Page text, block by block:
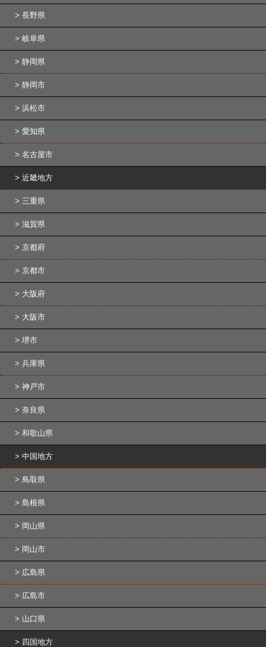
長野県
岐阜県
静岡県
静岡市
浜松市
愛知県
名古屋市
近畿地方
三重県
滋賀県
京都府
京都市
大阪府
大阪市
堺市
兵庫県
神戸市
奈良県
和歌山県
中国地方
鳥取県
島根県
岡山県
岡山市
広島県
広島市
山口県
四国地方